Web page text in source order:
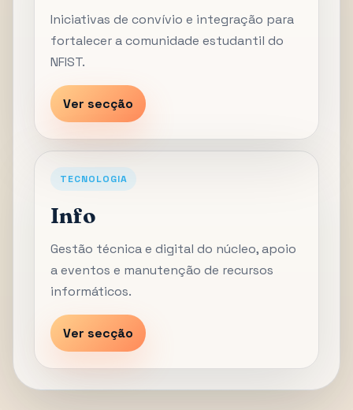
Iniciativas de convívio e integração para
fortalecer a comunidade estudantil do
NFIST.
Ver secção
TECNOLOGIA
Info
Gestão técnica e digital do núcleo, apoio
a eventos e manutenção de recursos
informáticos.
Ver secção